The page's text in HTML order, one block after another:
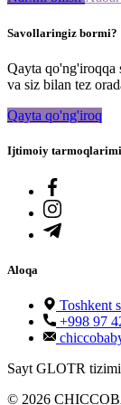
Savollaringiz bormi?
Qayta
va siz bilan tez
Qayta qo'ng'iroq
Ijtimoiy
Aloqa
Toshkent
+998 97
Sayt GLOTR
© 2026